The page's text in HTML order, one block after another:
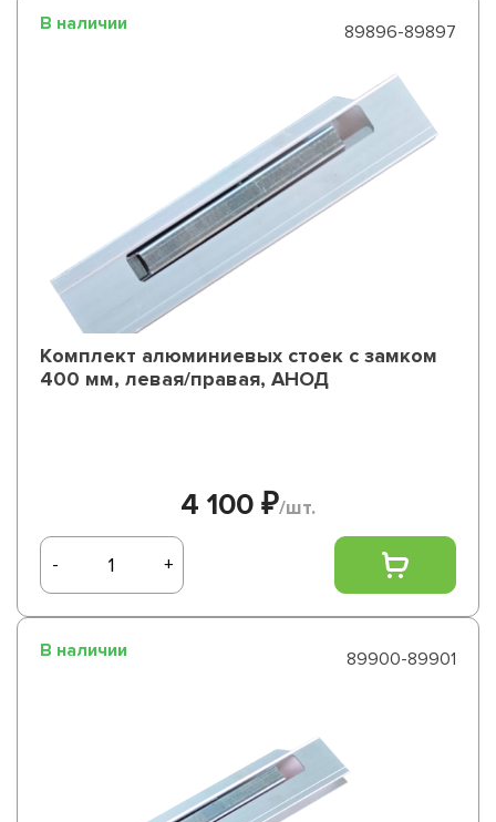
В наличии 89896-89897
Комплект алюминиевых стоек с замком
400 мм, левая/правая, АНОД
4 100 ₽/шт.
- +
В наличии 89900-89901